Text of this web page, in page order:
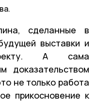
сделанные в
выставки и
А сама
доказательством
не только работа
прикосновение к